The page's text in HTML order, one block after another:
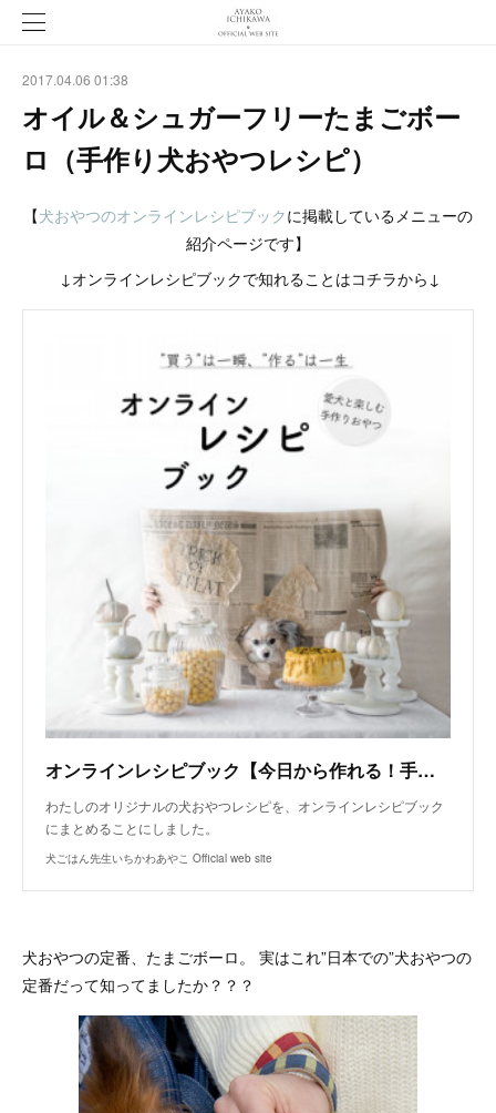
2017.04.06 01:38
オイル＆シュガーフリーたまごボー
ロ（手作り犬おやつレシピ）
【犬おやつのオンラインレシピブックに掲載しているメニューの
紹介ページです】
↓オンラインレシピブックで知れることはコチラから↓
オンラインレシピブック【今日から作れる！手作り犬おやつレシピ】
わたしのオリジナルの犬おやつレシピを、オンラインレシピブック
にまとめることにしました。
犬ごはん先生いちかわあやこ Official web site
犬おやつの定番、たまごボーロ。 実はこれ”日本での”犬おやつの
定番だって知ってましたか？？？